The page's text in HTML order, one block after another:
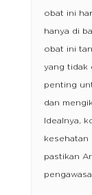
obat ini
hanya di
obat ini
yang tidak
penting
dan
Idealnya,
kesehatan
pastikan